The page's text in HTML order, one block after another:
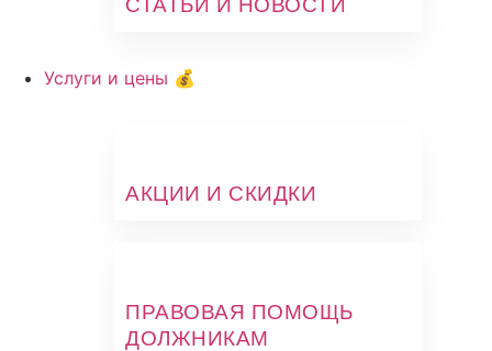
СТАТЬИ И НОВОСТИ
Услуги и цены 💰
АКЦИИ И СКИДКИ
ПРАВОВАЯ ПОМОЩЬ
ДОЛЖНИКАМ